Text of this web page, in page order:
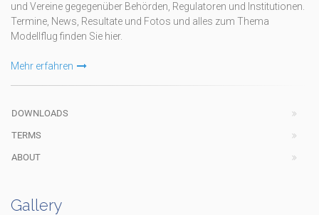
und Vereine gegegenüber Behörden, Regulatoren und Institutionen.
Termine, News, Resultate und Fotos und alles zum Thema
Modellflug finden Sie hier.
Mehr erfahren
DOWNLOADS
TERMS
ABOUT
Gallery